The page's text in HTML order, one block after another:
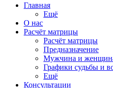
Главная
Ещё
О нас
Расчёт матрицы
Расчёт матрицы
Предназначение
Мужчина и
Графики судьбы и
Ещё
Консультации